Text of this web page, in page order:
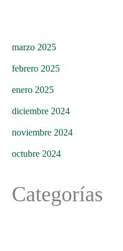
marzo 2025
febrero 2025
enero 2025
diciembre 2024
noviembre 2024
octubre 2024
Categorías